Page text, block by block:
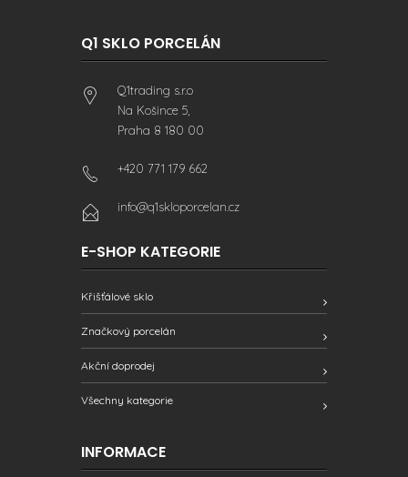
Q1 SKLO PORCELÁN
Q1trading s.r.o
Na Košince 5,
Praha 8 180 00
+420 771 179 662
info@q1skloporcelan.cz
E-SHOP KATEGORIE
Křišťálové sklo
Značkový porcelán
Akční doprodej
Všechny kategorie
INFORMACE